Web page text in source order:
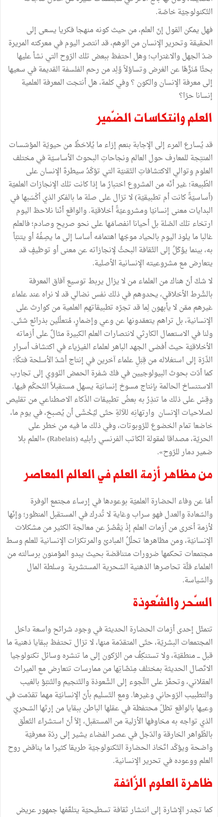
التّكنولوجيّة خاصّة.
فهل يمكن القول إنّ العلم، من حيث كونه منهجا فكريا يسعى إلى
الحقيقة وتحرير الإنسان من الوهم، قد انتصر اليوم في معركته المريرة
ضدّ الجهل والاغتراب؛ وهل احتفظ ببعض تلك الرّوح التي نشأ عليها
بحثًا مُنَزَّهًا عن الغرض وتساؤلاً وُلِد من رحم الفلسفة القديمة في سعيها
إلى معرفة الإنسان والكون ؟ وفي كلمة، هل أنتجت المعرفة العلمية
إنسانا حرّا؟
العلم وانتكاسات الضّمير
قد يُسارع المرء إلى الإجابة بنعم إزاء ما يُلاحَظُ من حيويّة المؤسّسات
المنتِجة للمعارف حول العالم ونجاحاتِ البحوث الأساسيّة في مختلف
العلوم وتوالي الاكتشافاتِ التّقنيّة التي تؤكّدُ سيطرةَ الإنسان على
الطّبيعة؛ غير أنّه من المشروع اختبارُ ما إذا كانت تلك الإنجازات العلميّة
(أساسيّةً كانت أم تطبيقيّة) لا تزال على صلة ما بالفكر الذي أكْسَبها في
البدايات معنى إنسانيّا ومشروعيّةً أخلاقيّة. والواقع أنّنا نلاحظ اليوم
ارتخاء تلك الصّلة بل أحيانا انفصامَها على نحو صريح وصادم؛ فالعلم
غالبا ما يلوذ اليوم بالحياد موجّها اهتمامَه أساسا إلى ما يصِفُهُ أو يتنبّأ
به، بينما يوُكَلُ إلى الثّقافة البحثُ لإنجازاته عن معنى أو توظيفٍ قد
يتعارض مع مشروعيته الإنسانية الأصلية.
لا شكّ أنّ هناك من العلماء من لا يزال يربط توسيع آفاق المعرفة
بالشّرط الأخلاقي، يحدوهم في ذلك نفس نضالي قد لا نراه عند علماء
غيرهم ممّن لا يأبهون لِما قد تجرّه تطبيقاتهم العلمية من كوارث على
الإنسانية، بل تراهم يتعمّدونها عن وعي وإضمارٍ، مُتعلّلين بذرائع شتّى.
ولنا في الاستعمال الكارثي لانتصارات العلم الكبيرة مثالٌ على أزماته
الأخلاقيّة حيث أفضى الجهد الباهر لعلماء الفيزياء في اكتشاف أسرار
الذّرّة إلى استغلاله من قِبَلِ علماء آخرين في إنتاج أشدّ الأسلحة فتكًا؛
كما أدّت بحوث البيولوجيين في فكّ شفرة الحمض النّووي إلى تجارب
الاستنساخ الحالمة بإنتاج مسوخ إنسانيّة يسهل مستقبلاً التّحكّم فيها.
وقِسْ على ذلك ما تنذِرُ به بعضُ تطبيقات الذّكاء الاصطناعي من تقليص
لصلاحيات الإنسان وارتهانِه للآلةِ حتّى ليُخْشَى أن يُصبحَ، في يوم ما،
خاضعا تمام الخضوع للرّوبوتات، وفي ذلك ما فيه من خطر على
الحريّة، مصداقا لمقولة الكاتب الفرنسي رابليه (Rabelais) «العلم بلا
ضمير دمار للرّوح».
من مظاهر أزمة العلم في العالم المعاصر
أمّا عن وفاء الحضارة العلميّة بوعودها في إرساء مجتمع الوفرة
والسّعادة والعدل فهو سراب وغاية لا تُدرك في المستقبل المنظور؛ وإنّها
لأزمة أخرى من أزمات العلم إذْ يَقْصُرُ عن معالجة الكثير من مشكلات
الإنسانيّة، ومن مظاهرها تحلّلُ المبادئ والمرتكزات الإنسانية للعلم وسط
مجتمعات تحكمها ضرورات متناقضة بحيث يبدو المؤمنون برسالته من
العلماء قلّة تحاصرها الذهنية السّحرية المستشرية وسلطة المال
والسّياسة.
السّحر والشّعوذة
تتمثّل إحدى أزمات الحضارة الحديثة في وجود شرائح واسعة داخل
المجتمعات البشريّة، حتّى المتقدّمة منها، لا تزال تحتفظ ببقايا ذهنية ما
قبل ـــ منطقيّة، ولا تستنكِفُ من الرّكون إلى ما تنشره وسائل تكنولوجيا
الاتّصال الحديثة بمختلف مِنَصَّاتِها من ممارسات تتعارض مع الميراث
العقلاني، وتحفّز على اللّجوء إلى الشّعوذة والتّنجيم والتّنبّؤ بالغيب
والتطبيب الرّوحاني وغيرها. ومع التّسليم بأنّ الإنسانيّة مهما تقدّمت في
وعيها بالواقع تظلّ محتفظة في عقلها الباطن ببقايا من إرثها السّحريّ
الذي تواجه به مخاوفها الأزلية من المستقبل، إلاّ أنّ استشراء التّعلّق
بالظّواهر الخارقة والدّجل في عصر الفضاء يشير إلى ردّة معرفيّة
واضحة ويؤكّد اتّخاذ الحضارة التّكنولوجيّة طريقا كثيرا ما يناقض روح
العلم ووعوده في تحرير الإنسانية.
ظاهرة العلوم الزّائفة
كما تجدر الإشارة إلى انتشار ثقافة تسطيحيّة يتلقّفها جمهور عريض